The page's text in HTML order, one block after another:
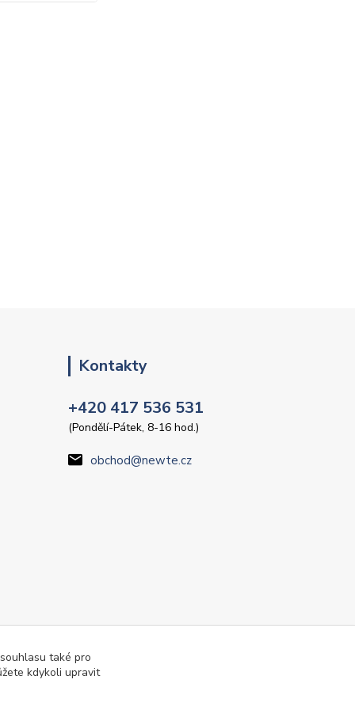
Kontakty
+420 417 536 531
(Pondělí-Pátek, 8-16 hod.)
obchod@newte.cz
také pro
kdykoli upravit